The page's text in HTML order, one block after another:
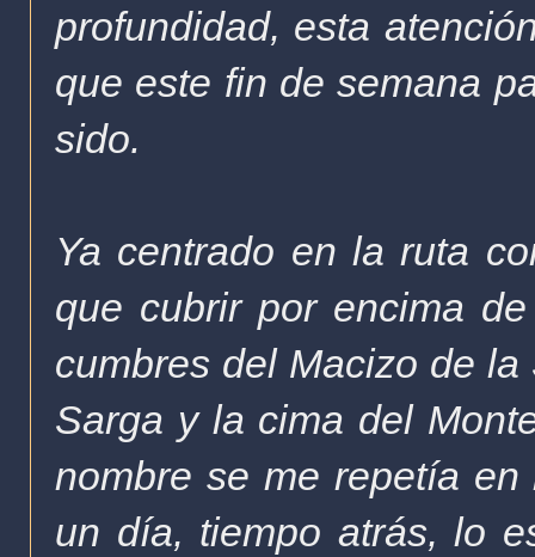
profundidad, esta
que este fin de semana
sido.
Ya centrado en la ruta
que cubrir por encima
cumbres del Macizo de
Sarga y la cima del
nombre se me repetía
un día, tiempo atrás, lo